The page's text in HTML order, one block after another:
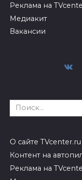
Реклама на
Медиакит
Вакансии
Search
for:
О сайте TVcenter.ru
Контент на
Реклама на